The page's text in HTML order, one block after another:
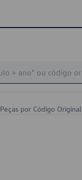
Peças por Código Original